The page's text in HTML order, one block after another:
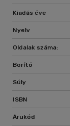
Kiadás éve
Nyelv
Oldalak száma:
Borító
Súly
ISBN
Árukód